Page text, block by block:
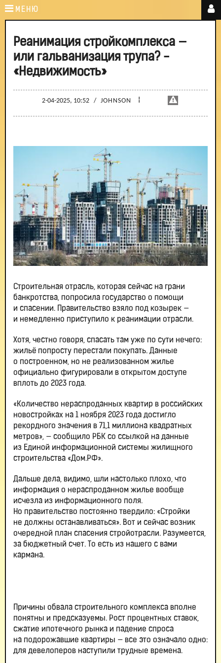
МЕНЮ
Реанимация стройкомплекса —
или гальванизация трупа? -
«Недвижимость»
2-04-2025, 10:52 / JOHNSON ¦
Строительная отрасль, которая сейчас на грани
банкротства, попросила государство о помощи
и спасении. Правительство взяло под козырек —
и немедленно приступило к реанимации отрасли.
Хотя, честно говоря, спасать там уже по сути нечего:
жильё попросту перестали покупать. Данные
о построенном, но не реализованном жилье
официально фигурировали в открытом доступе
вплоть до 2023 года.
«Количество нераспроданных квартир в российских
новостройках на 1 ноября 2023 года достигло
рекордного значения в 71,1 миллиона квадратных
метров», — сообщило РБК со ссылкой на данные
из Единой информационной системы жилищного
строительства «Дом.РФ».
Дальше дела, видимо, шли настолько плохо, что
информация о нераспроданном жилье вообще
исчезла из информационного поля.
Но правительство постоянно твердило: «Стройки
не должны останавливаться». Вот и сейчас возник
очередной план спасения стройотрасли. Разумеется,
за бюджетный счет. То есть из нашего с вами
кармана.
Причины обвала строительного комплекса вполне
понятны и предсказуемы. Рост процентных ставок,
сжатие ипотечного рынка и падение спроса
на подорожавшие квартиры — все это означало одно:
для девелоперов наступили трудные времена.